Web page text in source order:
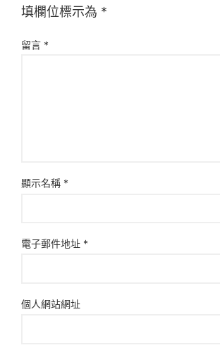
填欄位標示為 *
留言 *
顯示名稱 *
電子郵件地址 *
個人網站網址